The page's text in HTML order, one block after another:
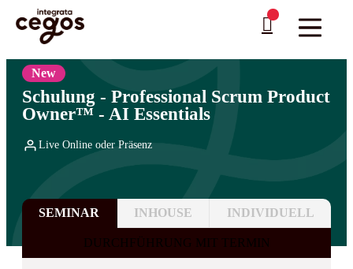
Skip to main content
Sie sind hier:Startseite
Professionelle Weiterbildung & Schulungen in Deutschland
>Agilität & Scrum
New
Schulung - Professional Scrum Product
Owner™ - AI Essentials
Live Online oder Präsenz
SEMINAR INHOUSE INDIVIDUELL
DURCHFÜHRUNG MIT TERMIN